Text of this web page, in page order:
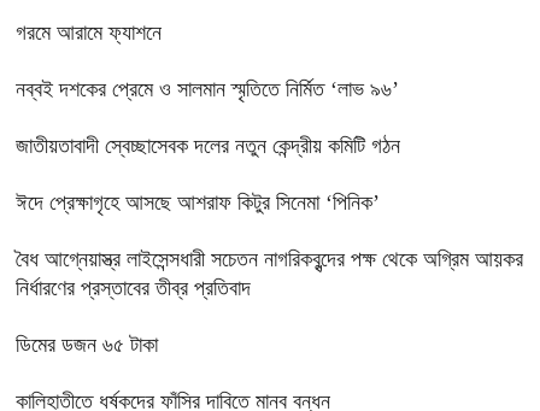
গরমে আরামে ফ্যাশনে
নব্বই দশকের প্রেমে ও সালমান স্মৃতিতে নির্মিত ‘লাভ ৯৬’
জাতীয়তাবাদী স্বেচ্ছাসেবক দলের নতুন কেন্দ্রীয় কমিটি গঠন
ঈদে প্রেক্ষাগৃহে আসছে আশরাফ কিটুর সিনেমা ‘পিনিক’
বৈধ আগ্নেয়াস্ত্র লাইসেন্সধারী সচেতন নাগরিকবৃন্দের পক্ষ থেকে অগ্রিম আয়কর
নির্ধারণের প্রস্তাবের তীব্র প্রতিবাদ
ডিমের ডজন ৬৫ টাকা
কালিহাতীতে ধর্ষকদের ফাঁসির দাবিতে মানব বন্ধন